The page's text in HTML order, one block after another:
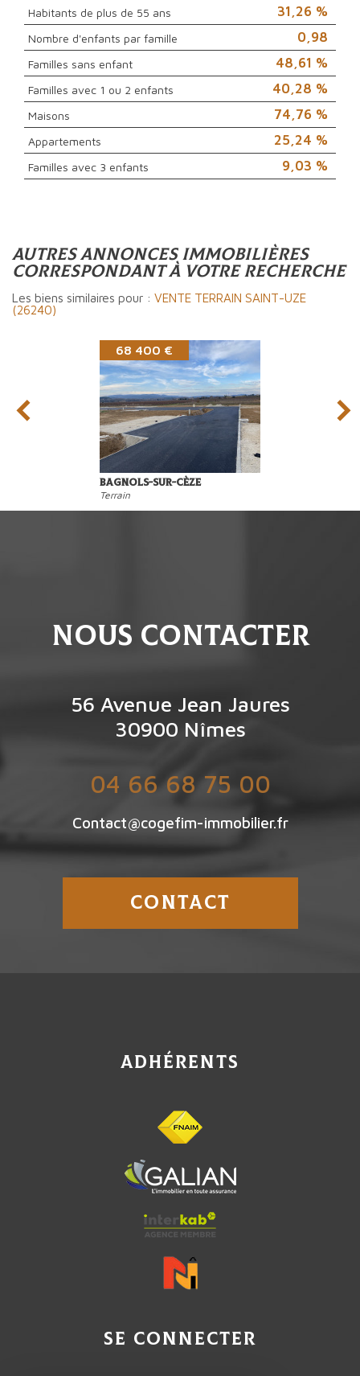
Habitants de plus de 55 ans 31,26 %
Nombre d'enfants par famille 0,98
Familles sans enfant 48,61 %
Familles avec 1 ou 2 enfants 40,28 %
Maisons 74,76 %
Appartements 25,24 %
Familles avec 3 enfants 9,03 %
autres annonces immobilières
correspondant à votre recherche
Les biens similaires pour : VENTE TERRAIN SAINT-UZE
(26240)
68 400 €
Bagnols-sur-Cèze
Terrain
nous contacter
56 Avenue Jean Jaures
30900 Nîmes
04 66 68 75 00
Contact@cogefim-immobilier.fr
CONTACT
adhérents
se connecter